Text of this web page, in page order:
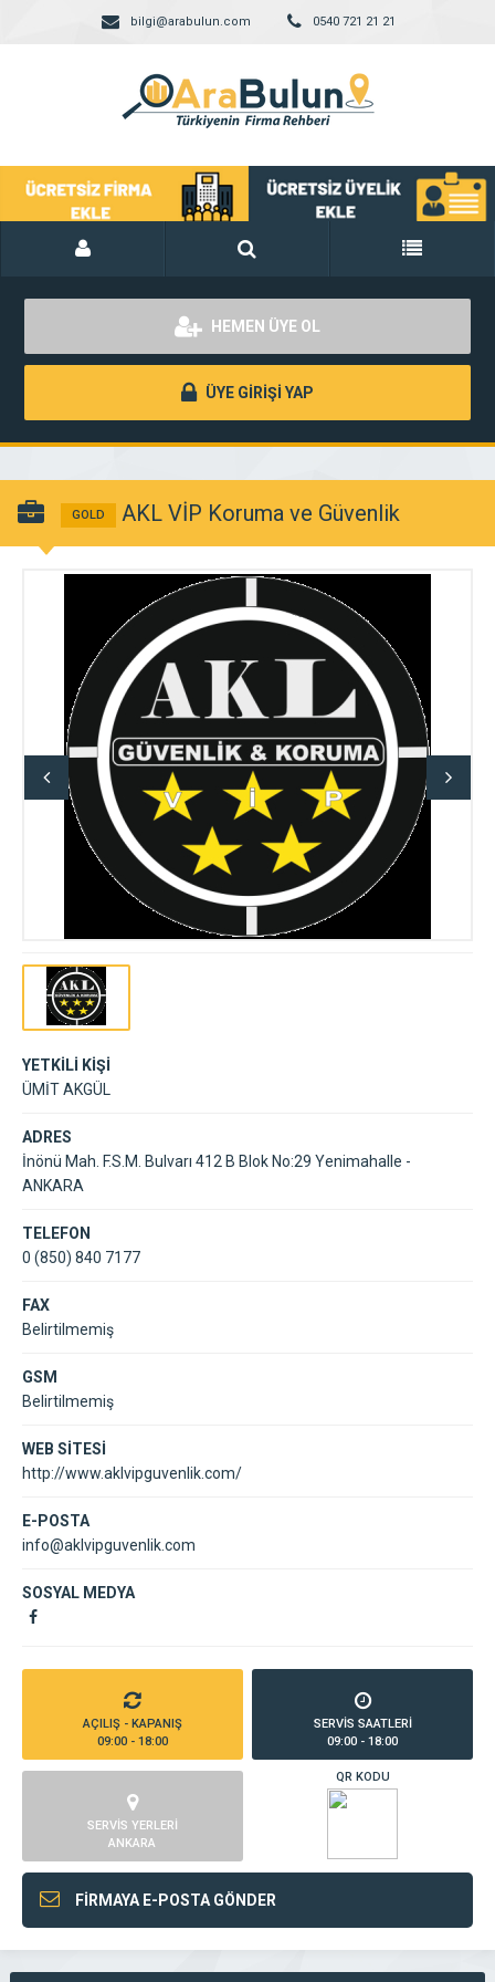
bilgi@arabulun.com 0540 721 21 21
HEMEN ÜYE OL
ÜYE GİRİŞİ YAP
GOLD AKL VİP Koruma ve Güvenlik
YETKİLİ KİŞİ
ÜMİT AKGÜL
ADRES
İnönü Mah. F.S.M. Bulvarı 412 B Blok No:29 Yenimahalle -
ANKARA
TELEFON
0 (850) 840 7177
FAX
Belirtilmemiş
GSM
Belirtilmemiş
WEB SİTESİ
http://www.aklvipguvenlik.com/
E-POSTA
info@aklvipguvenlik.com
SOSYAL MEDYA
AÇILIŞ - KAPANIŞ
09:00 - 18:00
SERVİS SAATLERİ
09:00 - 18:00
SERVİS YERLERİ
ANKARA
QR KODU
FİRMAYA E-POSTA GÖNDER